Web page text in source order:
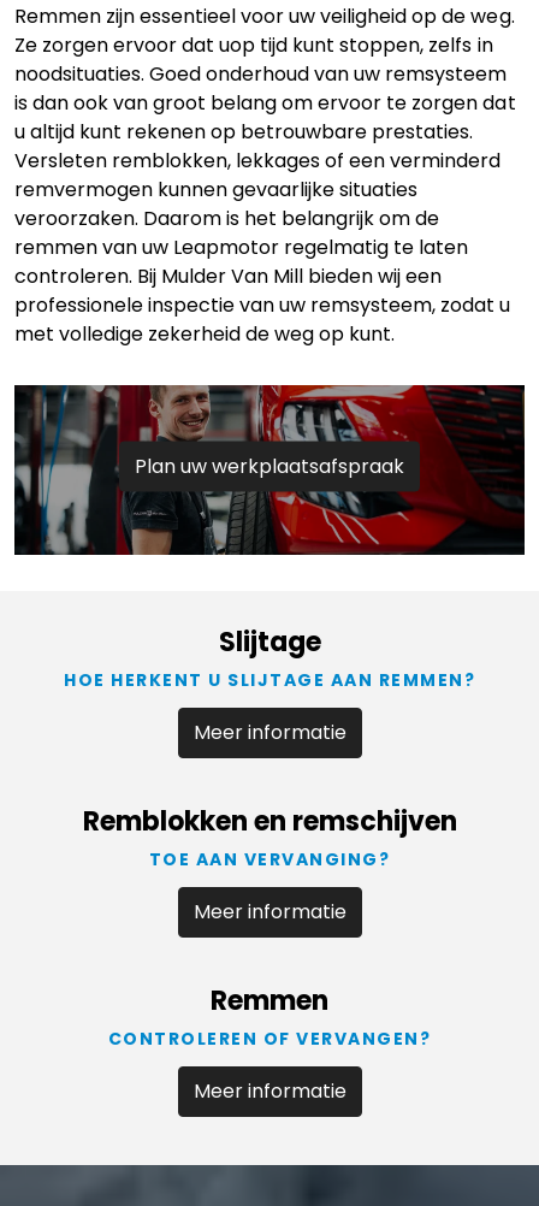
Remmen zijn essentieel voor uw veiligheid op de weg.
Ze zorgen ervoor dat uop tijd kunt stoppen, zelfs in
noodsituaties. Goed onderhoud van uw remsysteem
is dan ook van groot belang om ervoor te zorgen dat
u altijd kunt rekenen op betrouwbare prestaties.
Versleten remblokken, lekkages of een verminderd
remvermogen kunnen gevaarlijke situaties
veroorzaken. Daarom is het belangrijk om de
remmen van uw Leapmotor regelmatig te laten
controleren. Bij Mulder Van Mill bieden wij een
professionele inspectie van uw remsysteem, zodat u
met volledige zekerheid de weg op kunt.
Plan uw werkplaatsafspraak
Slijtage
HOE HERKENT U SLIJTAGE AAN REMMEN?
Meer informatie
Remblokken en remschijven
TOE AAN VERVANGING?
Meer informatie
Remmen
CONTROLEREN OF VERVANGEN?
Meer informatie